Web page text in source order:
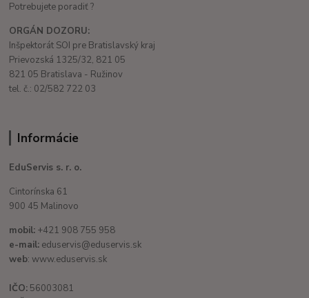
Potrebujete poradiť ?
ORGÁN DOZORU:
Inšpektorát SOI pre Bratislavský kraj
Prievozská 1325/32, 821 05
821 05 Bratislava - Ružinov
tel. č.: 02/582 722 03
Informácie
EduServis s. r. o.
Cintorínska 61
900 45 Malinovo
mobil: +421 908 755 958
e-mail: eduservis@eduservis.sk
web: www.eduservis.sk
IČO: 56003081